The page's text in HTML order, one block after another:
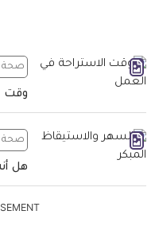
صحة
وقت
صحة
هل